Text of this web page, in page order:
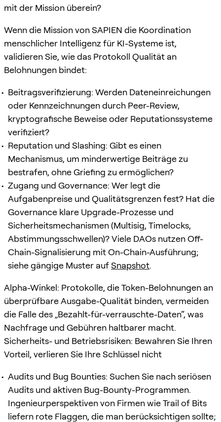
mit der Mission überein?
Wenn die Mission von SAPIEN die Koordination
menschlicher Intelligenz für KI-Systeme ist,
validieren Sie, wie das Protokoll Qualität an
Belohnungen bindet:
Beitragsverifizierung: Werden Dateneinreichungen
oder Kennzeichnungen durch Peer-Review,
kryptografische Beweise oder Reputationssysteme
verifiziert?
Reputation und Slashing: Gibt es einen
Mechanismus, um minderwertige Beiträge zu
bestrafen, ohne Griefing zu ermöglichen?
Zugang und Governance: Wer legt die
Aufgabenpreise und Qualitätsgrenzen fest? Hat die
Governance klare Upgrade-Prozesse und
Sicherheitsmechanismen (Multisig, Timelocks,
Abstimmungsschwellen)? Viele DAOs nutzen Off-
Chain-Signalisierung mit On-Chain-Ausführung;
siehe gängige Muster aufSnapshot.
Alpha-Winkel: Protokolle, die Token-Belohnungen an
überprüfbare Ausgabe-Qualität binden, vermeiden
die Falle des „Bezahlt-für-verrauschte-Daten“, was
Nachfrage und Gebühren haltbarer macht.
Sicherheits- und Betriebsrisiken: Bewahren Sie Ihren
Vorteil, verlieren Sie Ihre Schlüssel nicht
Audits und Bug Bounties: Suchen Sie nach seriösen
Audits und aktiven Bug-Bounty-Programmen.
Ingenieurperspektiven von Firmen wie Trail of Bits
liefern rote Flaggen, die man berücksichtigen sollte;